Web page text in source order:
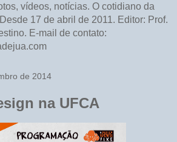
vídeos, notícias. O cotidiano da
17 de abril de 2011. Editor: Prof.
E-mail de contato:
de 2014
na UFCA